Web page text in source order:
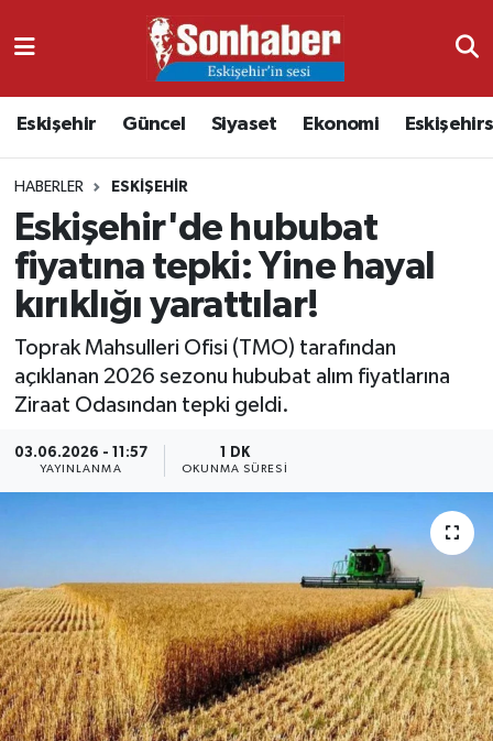
Eskişehir Güncel Siyaset Ekonomi
HABERLER ESKIŞEHIR
Eskişehir'de hububat
fiyatına tepki: Yine hayal
kırıklığı yarattılar!
Toprak Mahsulleri Ofisi (TMO) tarafından
açıklanan 2026 sezonu hububat alım fiyatlarına
Ziraat Odasından tepki geldi.
03.06.2026 - 11:57
YAYINLANMA
1 DK
OKUNMA SÜRESI
Ekonomi
Güncel
Kültür & Sanat
Magazin
Sağlık
Spor
Nöbetçi Eczaneler
Namaz Vakitleri
Trafik Durumu
Süper Lig Puan Durumu ve Fikstür
Tüm Manşetler
Son Dakika Haberleri
Haber Arşivi